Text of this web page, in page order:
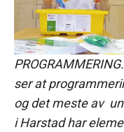
ser at
og det meste av
i Harstad har